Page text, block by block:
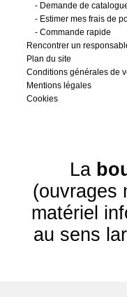
- Demande de
- Estimer mes frais de
- Commande rapide
Rencontrer un
Plan du site
Conditions générales de
Mentions légales
Cookies
La
(ouvrages
matériel
au sens